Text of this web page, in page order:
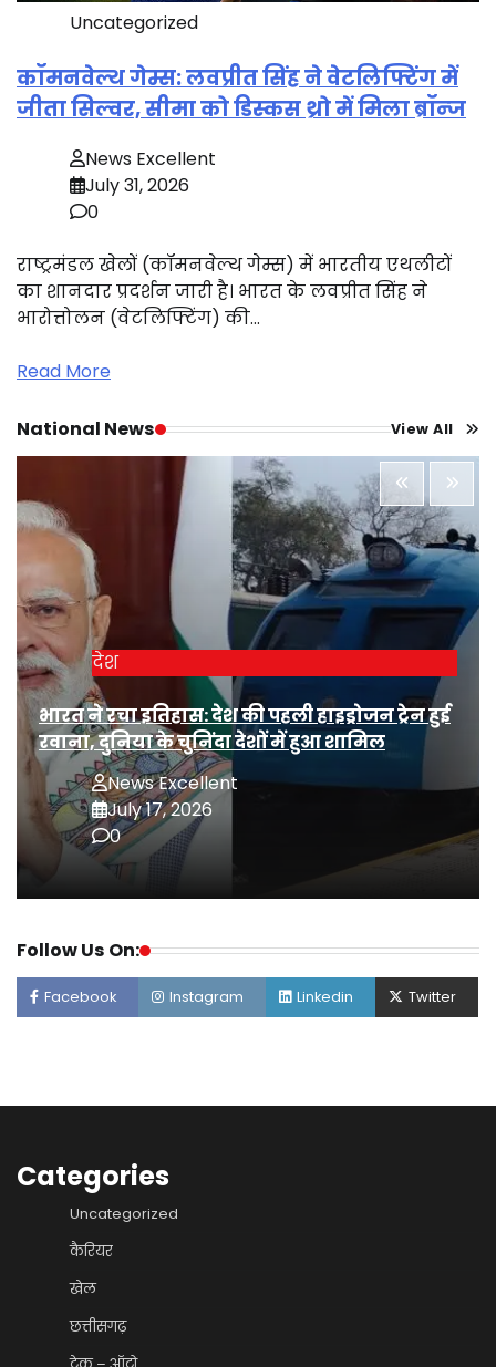
Uncategorized
कॉमनवेल्थ गेम्स: लवप्रीत सिंह ने वेटलिफ्टिंग में
जीता सिल्वर, सीमा को डिस्कस थ्रो में मिला ब्रॉन्ज
News Excellent
July 31, 2026
0
राष्ट्रमंडल खेलों (कॉमनवेल्थ गेम्स) में भारतीय एथलीटों
का शानदार प्रदर्शन जारी है। भारत के लवप्रीत सिंह ने
भारोत्तोलन (वेटलिफ्टिंग) की…
Read More
National News View All
देश
भारत ने रचा इतिहास: देश की पहली हाइड्रोजन ट्रेन हुई
रवाना, दुनिया के चुनिंदा देशों में हुआ शामिल
News Excellent
July 17, 2026
0
Follow Us On:
Facebook Instagram Linkedin Twitter
Categories
Uncategorized
कैरियर
खेल
छत्तीसगढ़